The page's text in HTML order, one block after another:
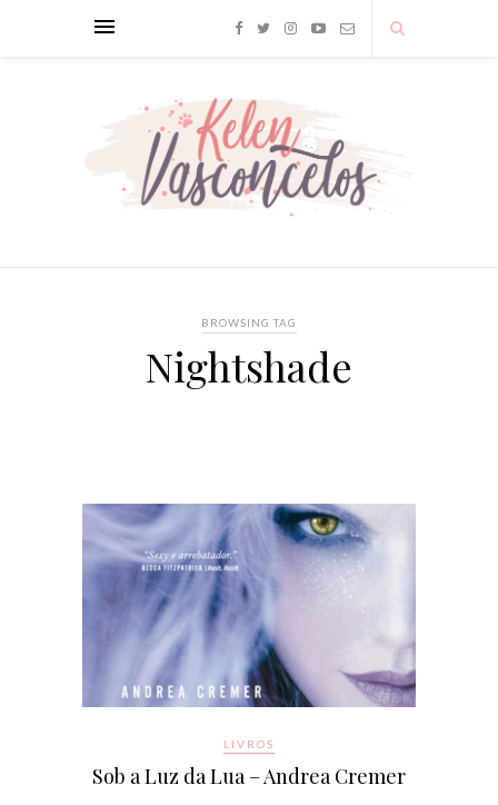
BROWSING TAG
Nightshade
LIVROS
Sob a Luz da Lua – Andrea Cremer